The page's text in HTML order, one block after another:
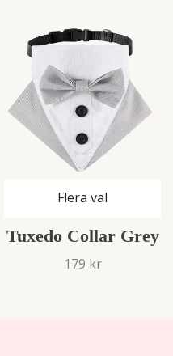
Flera val
Tuxedo Collar Grey
179 kr